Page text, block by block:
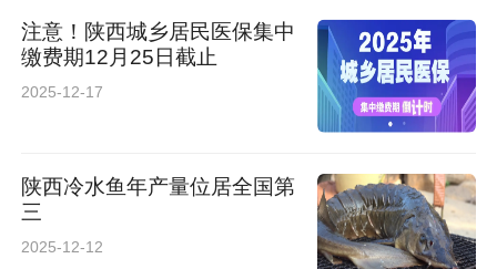
称号，嘉奖与荣誉证书堆积如山。个人二等功一
次，个人三等功四次，集体三等功三次，这些光
辉的印记，是他勤勉敬业、不懈奋斗的最好证
他的笔触，如同春风化雨，润物无声。在《女
友》《中国现代经济管理》等杂志，以及《人民
注意！陕西城乡居民医保集中
缴费期12月25日截止
2025-12-17
陕西冷水鱼年产量位居全国第
三
2025-12-12